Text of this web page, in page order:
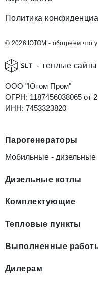
Политика
© 2026 ЮТОМ - обогреем что
- теплые сайты
ООО "Ютом Пром"
ОГРН: 1187456038065 от
ИНН: 7453323820
Парогенераторы
Мобильные - дизельные
Дизельные котлы
Комплектующие
Тепловые пункты
Выполненные
Дилерам